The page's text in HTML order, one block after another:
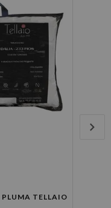
PLUMA TELLAIO